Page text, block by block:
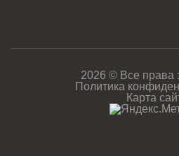
2026 © Все
Политика
Карта